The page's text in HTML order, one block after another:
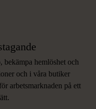
hemlöshet och
och i våra butiker
arbetsmarknaden på ett